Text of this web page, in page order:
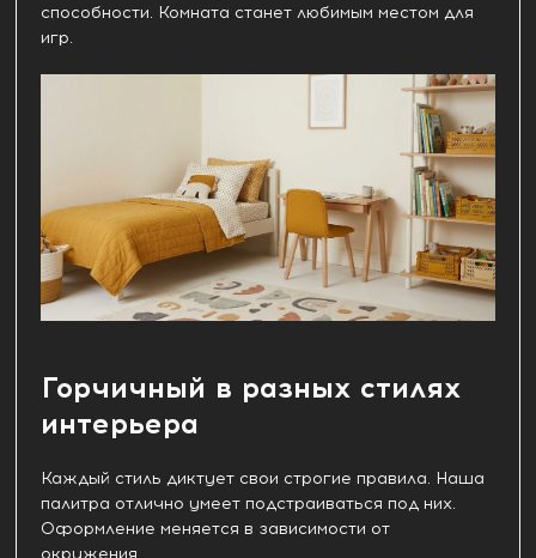
способности. Комната станет любимым местом для
игр.
Горчичный в разных стилях
интерьера
Каждый стиль диктует свои строгие правила. Наша
палитра отлично умеет подстраиваться под них.
Оформление меняется в зависимости от